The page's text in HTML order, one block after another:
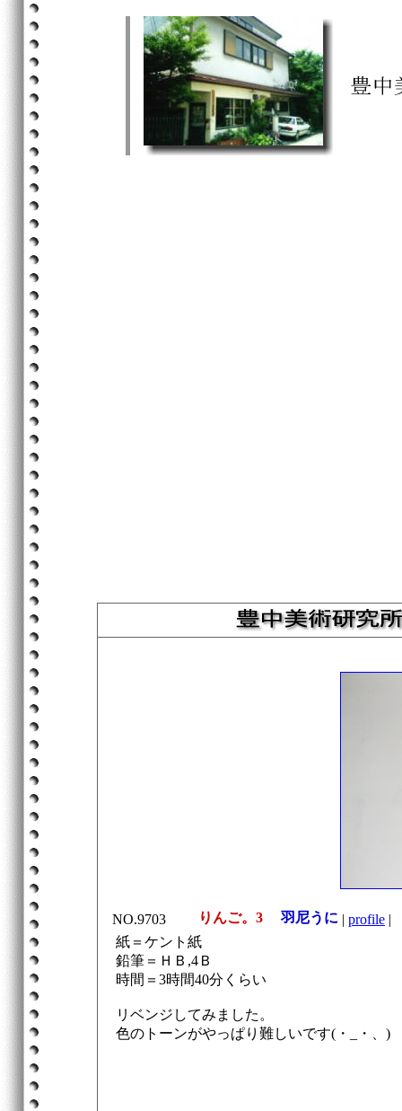
NO.9703 りんご。3 羽尼うに | profile |
紙＝ケント紙
鉛筆＝ＨＢ,4Ｂ
時間＝3時間40分くらい
リベンジしてみました。
色のトーンがやっぱり難しいです(・_・、)